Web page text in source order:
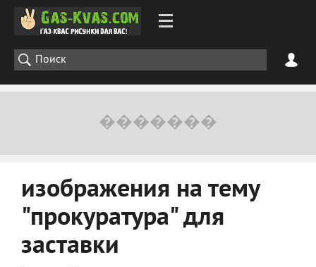
изображения на тему
"прокуратура" для
заставки